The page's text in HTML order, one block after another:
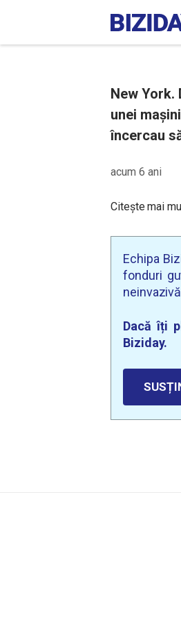
New York.
unei
încercau
acum 6 ani
Citește mai
Echipa
fonduri
Dacă îți
Biziday.